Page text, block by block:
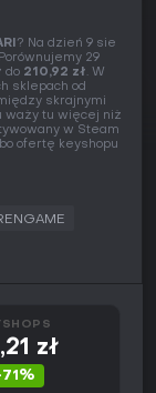
? Na dzień 9 sie
29
do 210,92 zł. W
sklepach od
skrajnymi
waży tu więcej niż
w Steam
ofertę keyshopu
zł